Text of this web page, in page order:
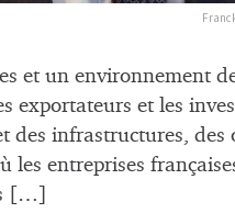
et un environnement
exportateurs et les
des infrastructures,
les entreprises
[…]